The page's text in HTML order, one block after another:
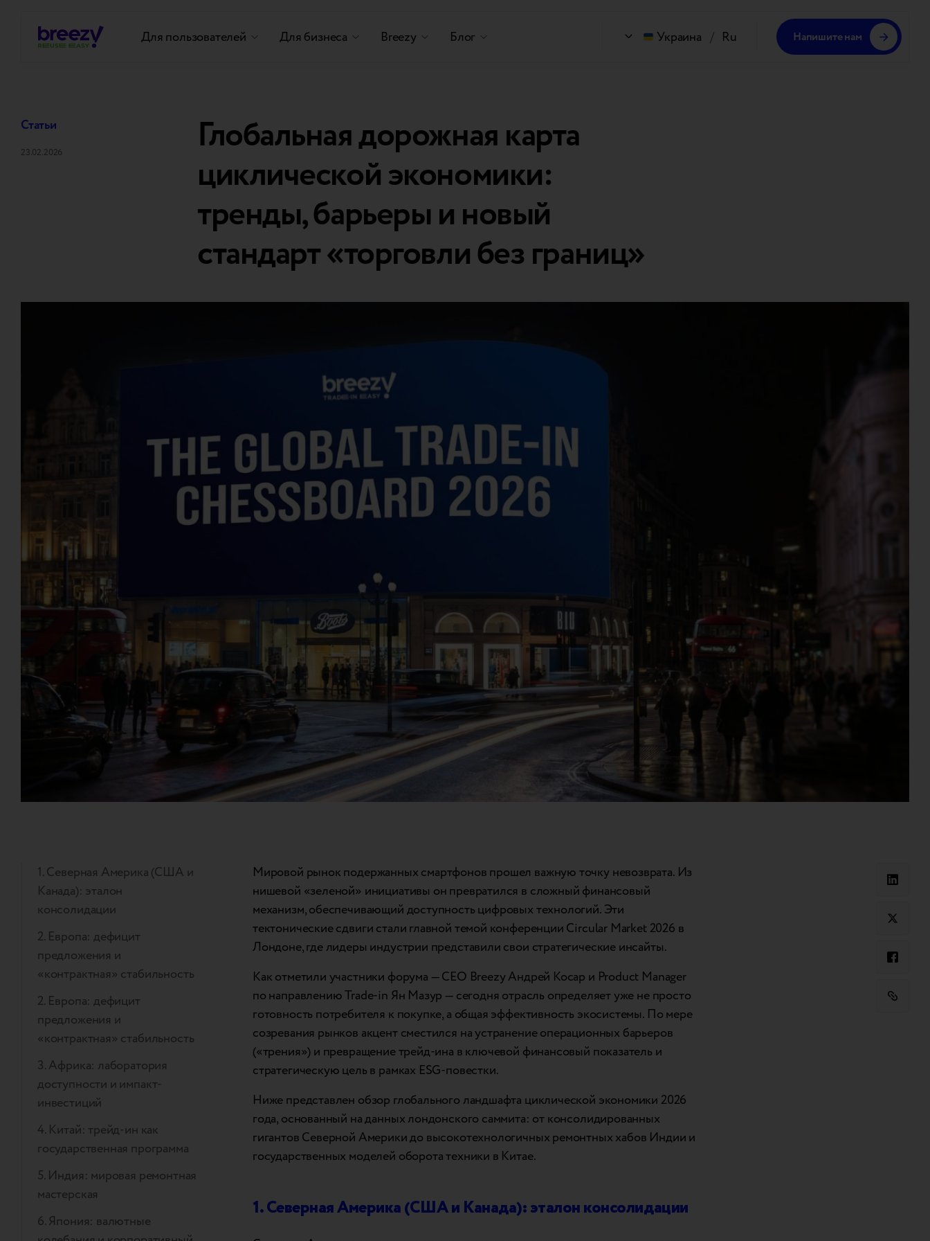
Для пользователей Для бизнеса Breezy Блог Украина / Ru Напишите нам
Статьи
23.02.2026
Глобальная дорожная карта
циклической экономики:
тренды, барьеры и новый
стандарт «торговли без границ»
1. Северная Америка (США и
Канада): эталон
консолидации
2. Европа: дефицит
предложения и
«контрактная» стабильность
2. Европа: дефицит
предложения и
«контрактная» стабильность
3. Африка: лаборатория
доступности и импакт-
инвестиций
4. Китай: трейд-ин как
государственная программа
5. Индия: мировая ремонтная
мастерская
6. Япония: валютные
Мировой рынок подержанных смартфонов прошел важную точку невозврата. Из
нишевой «зеленой» инициативы он превратился в сложный финансовый
механизм, обеспечивающий доступность цифровых технологий. Эти
тектонические сдвиги стали главной темой конференции Circular Market 2026 в
Лондоне, где лидеры индустрии представили свои стратегические инсайты.
Как отметили участники форума — СЕО Breezy Андрей Косар и Product Manager
по направлению Trade-in Ян Мазур — сегодня отрасль определяет уже не просто
готовность потребителя к покупке, а общая эффективность экосистемы. По мере
созревания рынков акцент сместился на устранение операционных барьеров
(«трения») и превращение трейд-ина в ключевой финансовый показатель и
стратегическую цель в рамках ESG-повестки.
Ниже представлен обзор глобального ландшафта циклической экономики 2026
года, основанный на данных лондонского саммита: от консолидированных
гигантов Северной Америки до высокотехнологичных ремонтных хабов Индии и
государственных моделей оборота техники в Китае.
1. Северная Америка (США и Канада): эталон консолидации